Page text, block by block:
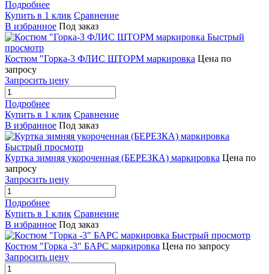
Подробнее
Купить в 1 клик Сравнение
В избранное Под заказ
Быстрый
просмотр
Костюм "Горка-3 ФЛИС ШТОРМ маркировка Цена по
запросу
Запросить цену
Подробнее
Купить в 1 клик Сравнение
В избранное Под заказ
Быстрый просмотр
Куртка зимняя укороченная (БЕРЕЗКА) маркировка Цена по
запросу
Запросить цену
Подробнее
Купить в 1 клик Сравнение
В избранное Под заказ
Быстрый просмотр
Костюм "Горка -3" БАРС маркировка Цена по запросу
Запросить цену